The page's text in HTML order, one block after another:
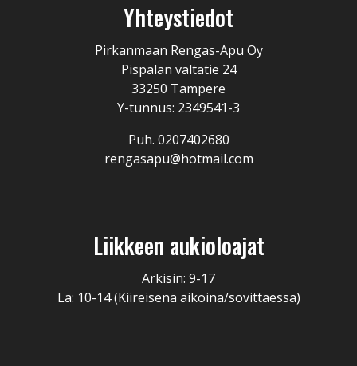
Yhteystiedot
Pirkanmaan Rengas-Apu Oy
Pispalan valtatie 24
33250 Tampere
Y-tunnus: 2349541-3
Puh. 0207402680
rengasapu@hotmail.com
Liikkeen aukioloajat
Arkisin: 9-17
La: 10-14 (Kiireisenä aikoina/sovittaessa)